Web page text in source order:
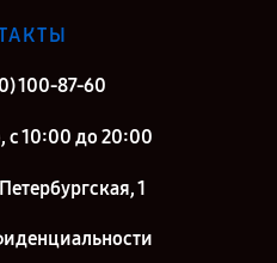
100-87-60
с 10:00 до 20:00
1